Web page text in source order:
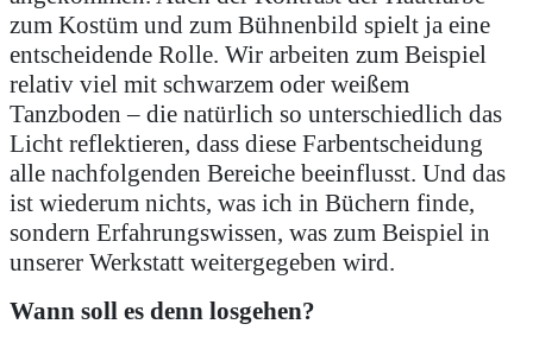
zum Kostüm und zum Bühnenbild spielt ja eine
entscheidende Rolle. Wir arbeiten zum Beispiel
relativ viel mit schwarzem oder weißem
Tanzboden – die natürlich so unterschiedlich das
Licht reflektieren, dass diese Farbentscheidung
alle nachfolgenden Bereiche beeinflusst. Und das
ist wiederum nichts, was ich in Büchern finde,
sondern Erfahrungswissen, was zum Beispiel in
unserer Werkstatt weitergegeben wird.
Wann soll es denn losgehen?